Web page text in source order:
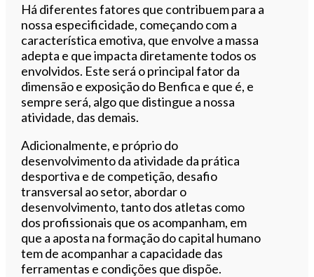
Há diferentes fatores que contribuem para a
nossa especificidade, começando com a
característica emotiva, que envolve a massa
adepta e que impacta diretamente todos os
envolvidos. Este será o principal fator da
dimensão e exposição do Benfica e que é, e
sempre será, algo que distingue a nossa
atividade, das demais.
Adicionalmente, e próprio do
desenvolvimento da atividade da prática
desportiva e de competição, desafio
transversal ao setor, abordar o
desenvolvimento, tanto dos atletas como
dos profissionais que os acompanham, em
que a aposta na formação do capital humano
tem de acompanhar a capacidade das
ferramentas e condições que dispõe.